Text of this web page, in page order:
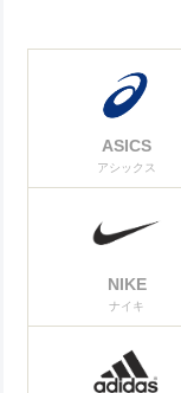
ASICS
アシックス
NIKE
ナイキ